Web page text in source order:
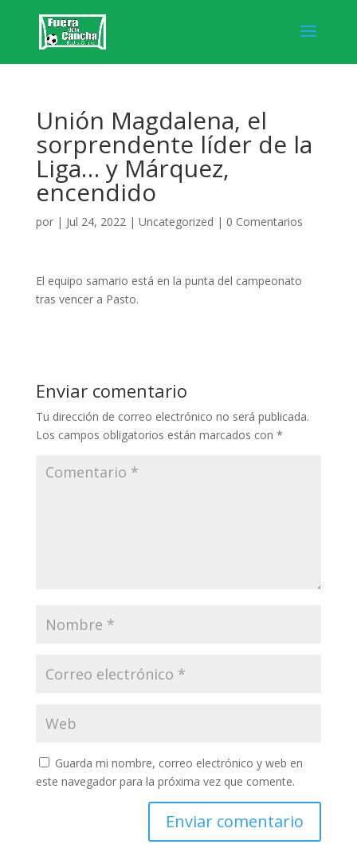
Unión Magdalena, el
sorprendente líder de la
Liga… y Márquez,
encendido
por | Jul 24, 2022| Uncategorized | 0 Comentarios
El equipo samario está en la punta del campeonato
tras vencer a Pasto.
Enviar comentario
Tu dirección de correo electrónico no será publicada.
Los campos obligatorios están marcados con *
Guarda mi nombre, correo electrónico y web en
este navegador para la próxima vez que comente.